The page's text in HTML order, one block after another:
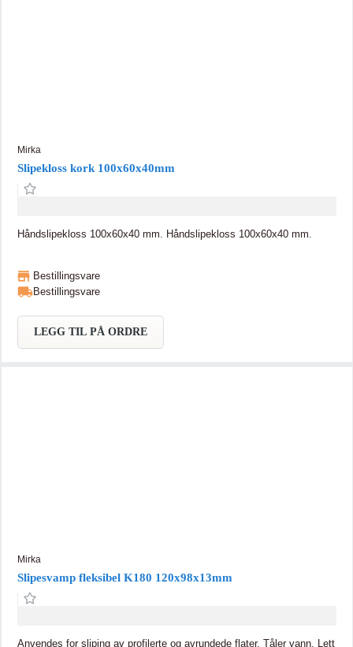
Mirka
Slipekloss kork 100x60x40mm
Håndslipekloss 100x60x40 mm. Håndslipekloss 100x60x40 mm.
Bestillingsvare
Bestillingsvare
LEGG TIL PÅ ORDRE
Mirka
Slipesvamp fleksibel K180 120x98x13mm
Anvendes for sliping av profilerte og avrundede flater. Tåler vann. Lett